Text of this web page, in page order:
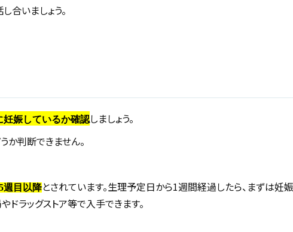
合いましょう。
妊娠しているか確認しましょう。
か判断できません。
週目以降とされています。生理予定日から1週間経過したら、まずは妊
ドラッグストア等で入手できます。